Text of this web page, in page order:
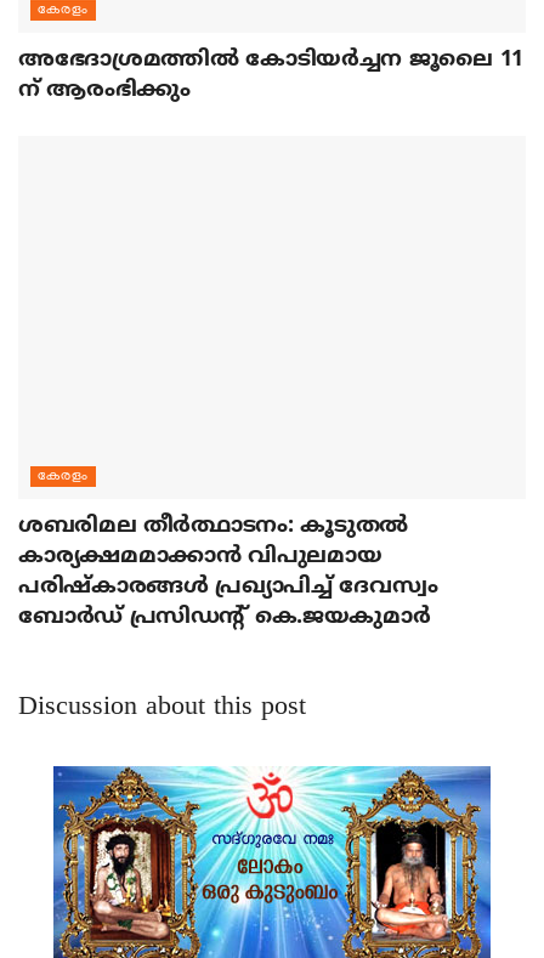
കേരളം
അഭേദാശ്രമത്തില്‍ കോടിയര്‍ച്ചന ജൂലൈ 11
ന് ആരംഭിക്കും
കേരളം
ശബരിമല തീര്‍ത്ഥാടനം: കൂടുതല്‍
കാര്യക്ഷമമാക്കാന്‍ വിപുലമായ
പരിഷ്‌കാരങ്ങള്‍ പ്രഖ്യാപിച്ച് ദേവസ്വം
ബോര്‍ഡ് പ്രസിഡന്റ് കെ.ജയകുമാര്‍
Discussion about this post